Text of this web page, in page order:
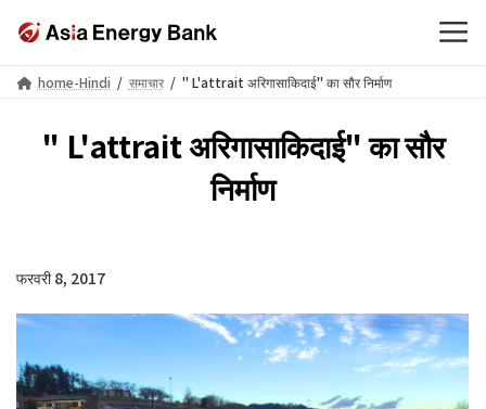
Skip
content
Skip
Navigation
home-Hindi समाचार " L'attrait अरिगासाकिदाई" का सौर निर्माण
" L'attrait अरिगासाकिदाई" का सौर
निर्माण
फरवरी 8, 2017